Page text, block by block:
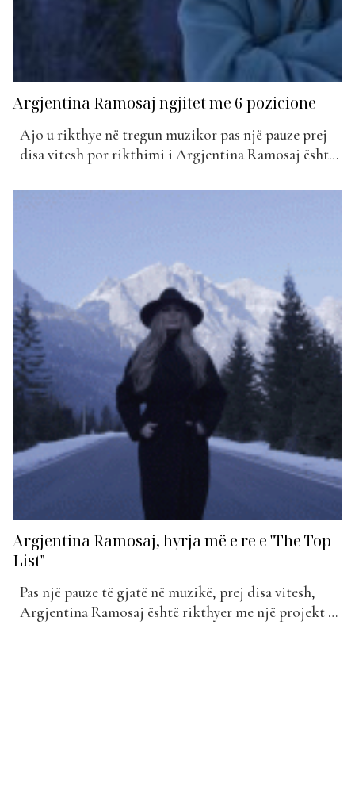
Argjentina Ramosaj ngjitet me 6 pozicione
Ajo u rikthye në tregun muzikor pas një pauze prej
disa vitesh por rikthimi i Argjentina Ramosaj është
se atyre iu kishte munguar muzika e saj. E publikuar
Argjentina Ramosaj, hyrja më e re e "The Top
List"
Pas një pauze të gjatë në muzikë, prej disa vitesh,
Argjentina Ramosaj është rikthyer me një projekt të